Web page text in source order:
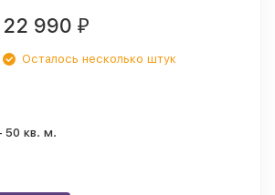
22 990 ₽
Осталось несколько штук
кв. м.